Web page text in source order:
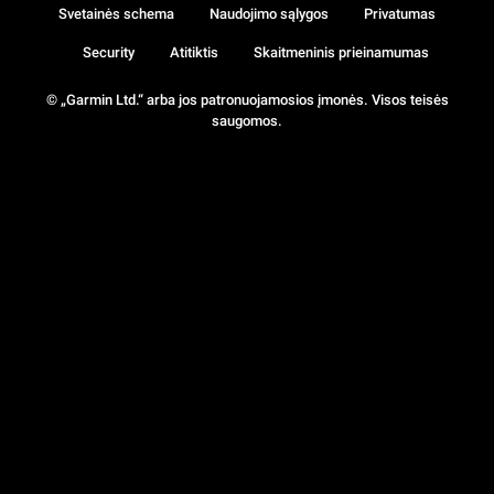
© „Garmin Ltd.“ arba jos patronuojamosios įmonės. Visos teisės
saugomos.
Svetainės schema Naudojimo sąlygos Privatumas
Security Atitiktis Skaitmeninis prieinamumas